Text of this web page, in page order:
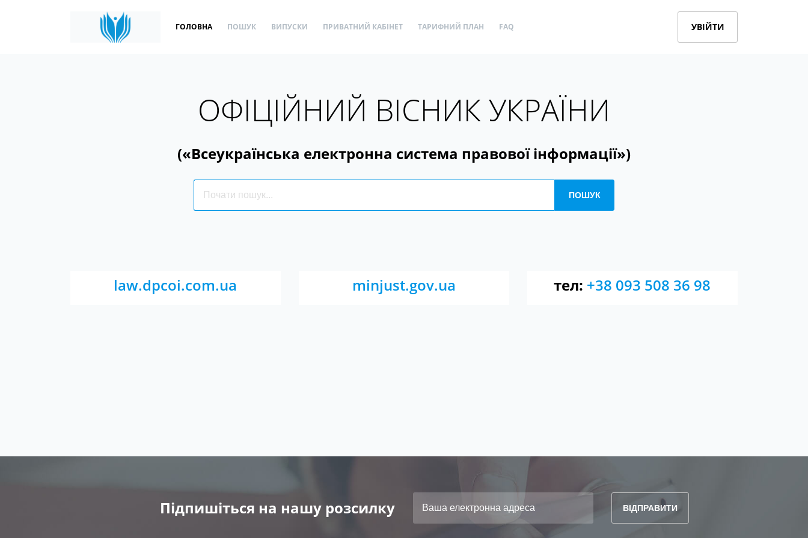
ГОЛОВНА ПОШУК ВИПУСКИ ПРИВАТНИЙ КАБІНЕТ ТАРИФНИЙ ПЛАН FAQ УВІЙТИ
ОФІЦІЙНИЙ ВІСНИК УКРАЇНИ
(«Всеукраїнська електронна система правової інформації»)
law.dpcoi.com.ua minjust.gov.ua тел: +38 093 508 36 98
Підпишіться на нашу розсилку